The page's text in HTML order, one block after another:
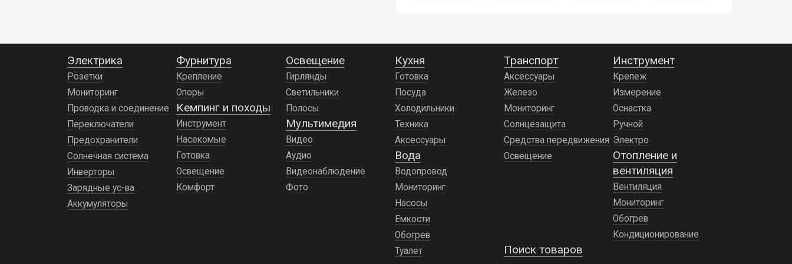
Электрика
Розетки
Мониторинг
Проводка и соединение
Переключатели
Предохранители
Солнечная система
Инверторы
Зарядные ус-ва
Аккумуляторы
Фурнитура
Крепление
Опоры
Кемпинг и походы
Инструмент
Насекомые
Готовка
Освещение
Комфорт
Освещение
Гирлянды
Светильники
Полосы
Мультимедия
Видео
Аудио
Видеонаблюдение
Фото
Кухня
Готовка
Посуда
Холодильники
Техника
Аксессуары
Вода
Водопровод
Мониторинг
Насосы
Емкости
Обогрев
Туалет
Транспорт
Аксессуары
Железо
Мониторинг
Солнцезащита
Средства передвижения
Освещение
Инструмент
Крепеж
Измерение
Оснастка
Ручной
Электро
Отопление и
вентиляция
Вентиляция
Мониторинг
Обогрев
Кондиционирование
Поиск товаров